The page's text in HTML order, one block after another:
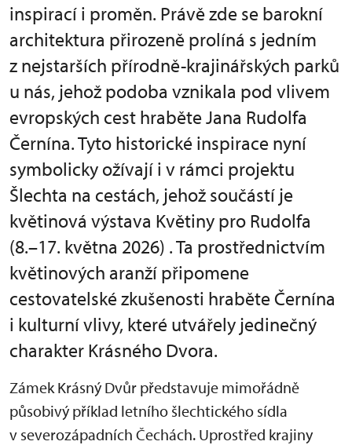
inspirací i proměn. Právě zde se barokní
architektura přirozeně prolíná s jedním
z nejstarších přírodně-krajinářských parků
u nás, jehož podoba vznikala pod vlivem
evropských cest hraběte Jana Rudolfa
Černína. Tyto historické inspirace nyní
symbolicky ožívají i v rámci projektu
Šlechta na cestách, jehož součástí je
květinová výstava Květiny pro Rudolfa
(8.–17. května 2026) . Ta prostřednictvím
květinových aranží připomene
cestovatelské zkušenosti hraběte Černína
i kulturní vlivy, které utvářely jedinečný
charakter Krásného Dvora.
Zámek Krásný Dvůr představuje mimořádně
působivý příklad letního šlechtického sídla
v severozápadních Čechách. Uprostřed krajiny